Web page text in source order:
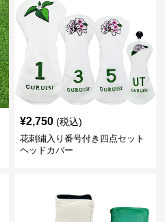
¥2,750 (税込)
花刺繍入り番号付き四点セット
ヘッドカバー